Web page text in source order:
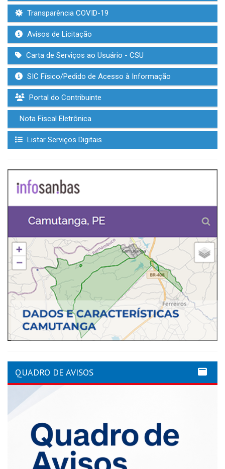
Transparência COVID-19
Avisos de Licitação
Carta de Serviços ao Usuário - CSU
SIC Físico/Pedido de Acesso à Informação
Portal do Contribuinte
Nota Fiscal Eletrônica
Listar Serviços Digitais
QUADRO DE AVISOS